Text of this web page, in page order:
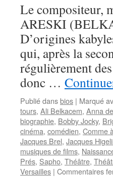
Le compositeur,
ARESKI
D’origines
qui, après la
régulièrement
donc …
Publié dansbios | Marqué
tours, Ali Belkacem, Anna
biographie, Bobby Jocky,
cinéma, comédien, Comme
Jacques Brel, Jacques
musiques de films,
Prés, Sapho, Théâtre,
Versailles | Commentaires